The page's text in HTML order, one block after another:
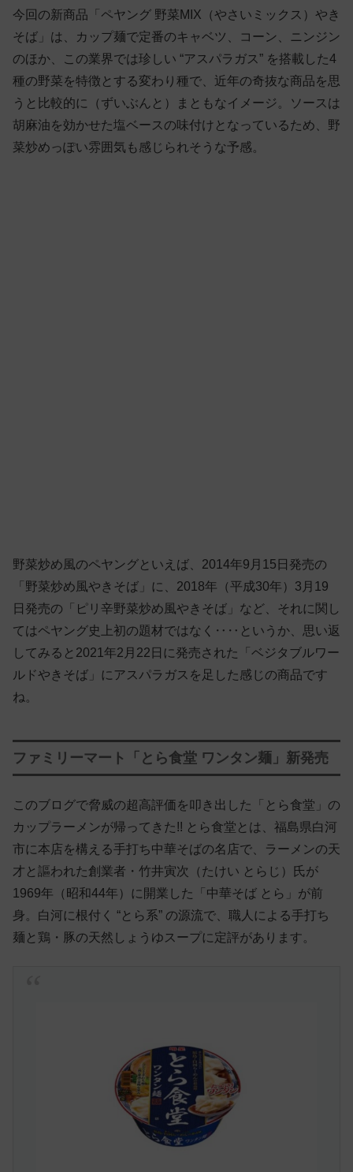
今回の新商品「ペヤング 野菜MIX（やさいミックス）やき
そば」は、カップ麺で定番のキャベツ、コーン、ニンジン
のほか、この業界では珍しい “アスパラガス” を搭載した4
種の野菜を特徴とする変わり種で、近年の奇抜な商品を思
うと比較的に（ずいぶんと）まともなイメージ。ソースは
胡麻油を効かせた塩ベースの味付けとなっているため、野
菜炒めっぽい雰囲気も感じられそうな予感。
野菜炒め風のペヤングといえば、2014年9月15日発売の
「野菜炒め風やきそば」に、2018年（平成30年）3月19
日発売の「ピリ辛野菜炒め風やきそば」など、それに関し
てはペヤング史上初の題材ではなく‥‥というか、思い返
してみると2021年2月22日に発売された「ベジタブルワー
ルドやきそば」にアスパラガスを足した感じの商品です
ね。
ファミリーマート「とら食堂 ワンタン麺」新発売
このブログで脅威の超高評価を叩き出した「とら食堂」の
カップラーメンが帰ってきた!! とら食堂とは、福島県白河
市に本店を構える手打ち中華そばの名店で、ラーメンの天
才と謳われた創業者・竹井寅次（たけい とらじ）氏が
1969年（昭和44年）に開業した「中華そば とら」が前
身。白河に根付く “とら系” の源流で、職人による手打ち
麺と鶏・豚の天然しょうゆスープに定評があります。